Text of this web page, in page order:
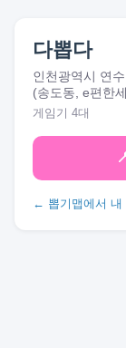
다뽑다
인천광역시 연
(송도동, e편한
게임기 4대
← 뽑기맵에서 내